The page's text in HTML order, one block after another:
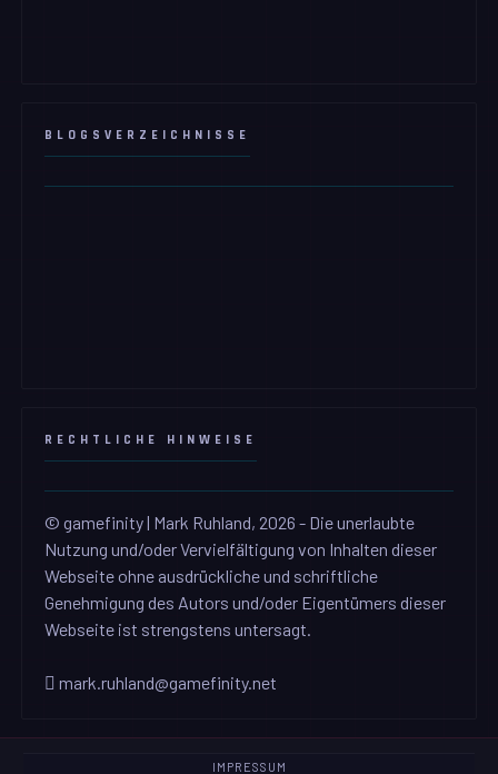
BLOGSVERZEICHNISSE
RECHTLICHE HINWEISE
© gamefinity | Mark Ruhland, 2026 - Die unerlaubte
Nutzung und/oder Vervielfältigung von Inhalten dieser
Webseite ohne ausdrückliche und schriftliche
Genehmigung des Autors und/oder Eigentümers dieser
Webseite ist strengstens untersagt.
mark.ruhland@gamefinity.net
IMPRESSUM